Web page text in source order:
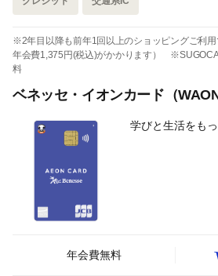
※2年目以降も前年1回以上のショッピングご利
年会費1,375円(税込)がかかります）
料
ベネッセ・イオンカード（
学びと生活をも
年会費無料